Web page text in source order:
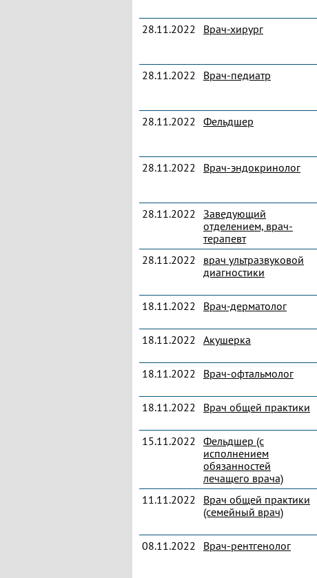
28.11.2022 Врач-хирург
28.11.2022 Врач-педиатр
28.11.2022 Фельдшер
28.11.2022 Врач-эндокринолог
28.11.2022 Заведующий
отделением, врач-
терапевт
28.11.2022
врач ультразвуковой
диагностики
18.11.2022 Врач-дерматолог
18.11.2022 Акушерка
18.11.2022 Врач-офтальмолог
18.11.2022 Врач общей практики
15.11.2022 Фельдшер (с
исполнением
обязанностей
лечащего врача)
11.11.2022
Врач общей практики
(семейный врач)
08.11.2022 Врач-рентгенолог